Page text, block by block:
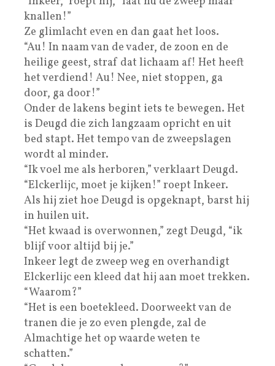
knallen!”
Ze glimlacht even en dan gaat het loos.
“Au! In naam van de vader, de zoon en de
heilige geest, straf dat lichaam af! Het heeft
het verdiend! Au! Nee, niet stoppen, ga
door, ga door!”
Onder de lakens begint iets te bewegen. Het
is Deugd die zich langzaam opricht en uit
bed stapt. Het tempo van de zweepslagen
wordt al minder.
“Ik voel me als herboren,” verklaart Deugd.
“Elckerlijc, moet je kijken!” roept Inkeer.
Als hij ziet hoe Deugd is opgeknapt, barst hij
in huilen uit.
“Het kwaad is overwonnen,” zegt Deugd, “ik
blijf voor altijd bij je.”
Inkeer legt de zweep weg en overhandigt
Elckerlijc een kleed dat hij aan moet trekken.
“Waarom?”
“Het is een boetekleed. Doorweekt van de
tranen die je zo even plengde, zal de
Almachtige het op waarde weten te
schatten.”